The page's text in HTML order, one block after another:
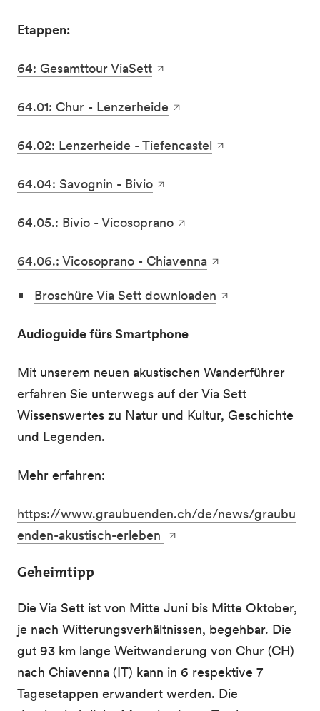
Etappen:
64: Gesamttour ViaSett
64.01: Chur - Lenzerheide
64.02: Lenzerheide - Tiefencastel
64.04: Savognin - Bivio
64.05.: Bivio - Vicosoprano
64.06.: Vicosoprano - Chiavenna
Broschüre Via Sett downloaden
Audioguide fürs Smartphone
Mit unserem neuen akustischen Wanderführer
erfahren Sie unterwegs auf der Via Sett
Wissenswertes zu Natur und Kultur, Geschichte
und Legenden.
Mehr erfahren:
https://www.graubuenden.ch/de/news/graubu
enden-akustisch-erleben
Geheimtipp
Die Via Sett ist von Mitte Juni bis Mitte Oktober,
je nach Witterungsverhältnissen, begehbar. Die
gut 93 km lange Weitwanderung von Chur (CH)
nach Chiavenna (IT) kann in 6 respektive 7
Tagesetappen erwandert werden. Die